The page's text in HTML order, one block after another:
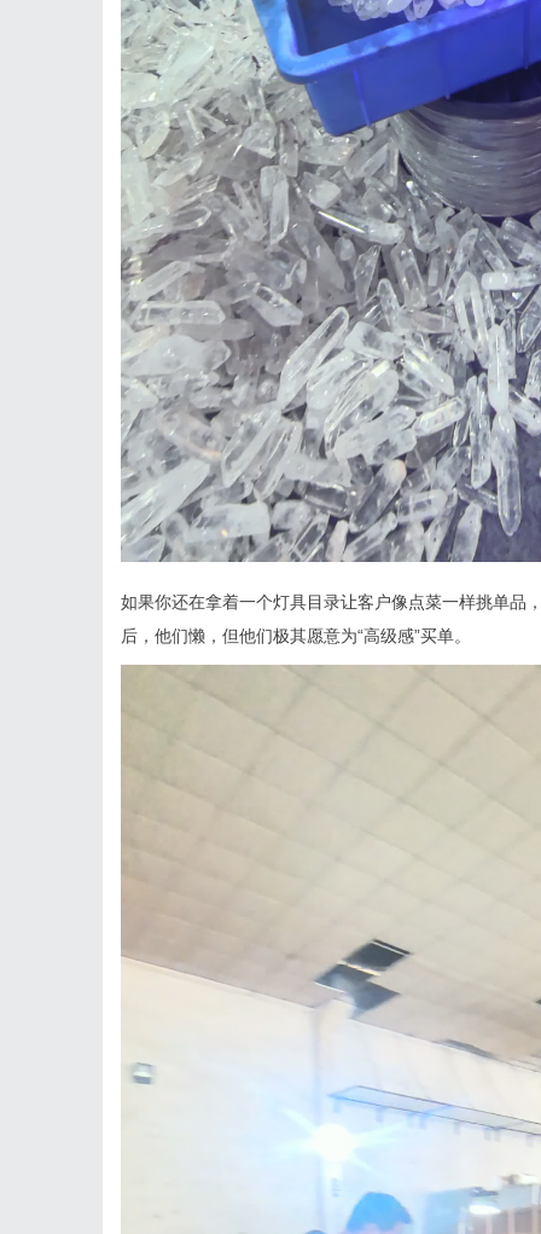
如果你还在拿着一个灯具目录让客户像点菜一样挑单品
后，他们懒，但他们极其愿意为“高级感”买单。